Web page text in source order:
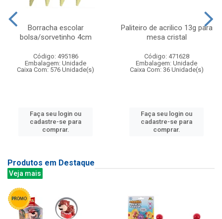
Borracha escolar
bolsa/sorvetinho 4cm
Código: 495186
Embalagem: Unidade
Caixa Com: 576 Unidade(s)
Faça seu login ou
cadastre-se para
comprar.
Paliteiro de acrilico 13g para
mesa cristal
Código: 471628
Embalagem: Unidade
Caixa Com: 36 Unidade(s)
Faça seu login ou
cadastre-se para
comprar.
Produtos em Destaque
Veja mais